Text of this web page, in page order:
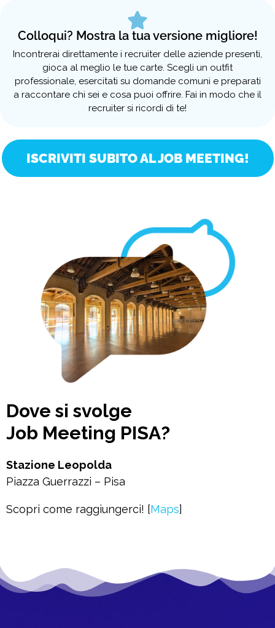
Colloqui? Mostra la tua versione migliore!
Incontrerai direttamente i recruiter delle aziende presenti,
gioca al meglio le tue carte. Scegli un outfit
professionale, esercitati su domande comuni e preparati
a raccontare chi sei e cosa puoi offrire. Fai in modo che il
recruiter si ricordi di te!
ISCRIVITI SUBITO AL JOB MEETING!
Dove si svolge
Job Meeting PISA?
Stazione Leopolda
Piazza Guerrazzi – Pisa
Scopri come raggiungerci! [Maps]